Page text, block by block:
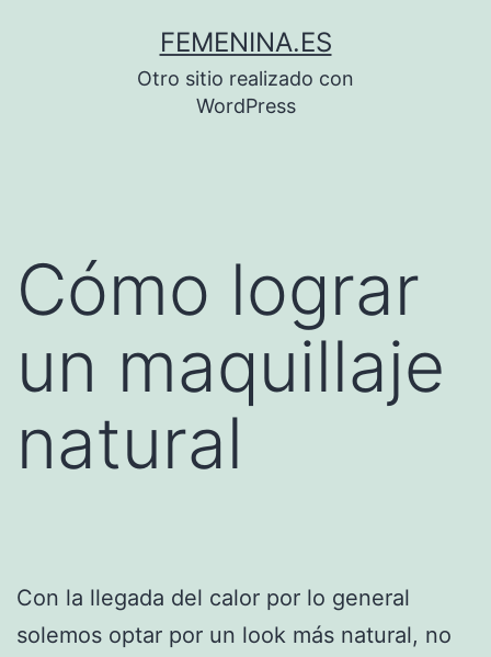
FEMENINA.ES
Otro sitio realizado con
WordPress
Cómo lograr
un maquillaje
natural
Con la llegada del calor por lo general
solemos optar por un look más natural, no